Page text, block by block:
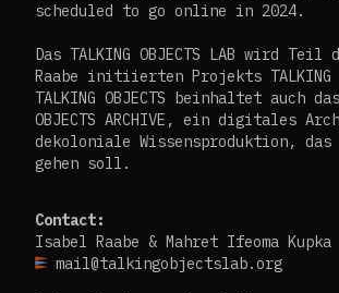
scheduled to go online in 2024.
Das TALKING OBJECTS LAB wird
Raabe initiierten Projekts TALKING
TALKING OBJECTS beinhaltet auch das
OBJECTS ARCHIVE, ein digitales
dekoloniale Wissensproduktion, das
gehen soll.
Contact:
Isabel Raabe & Mahret Ifeoma Kupka
mail@talkingobjectslab.org